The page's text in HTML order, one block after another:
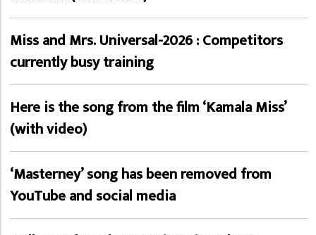
Miss and Mrs. Universal-2026 : Competitors
currently busy training
Here is the song from the film ‘Kamala Miss’
(with video)
‘Masterney’ song has been removed from
YouTube and social media